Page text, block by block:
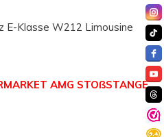
E-Klasse W212 Limousine
AMG STOßSTANGE.